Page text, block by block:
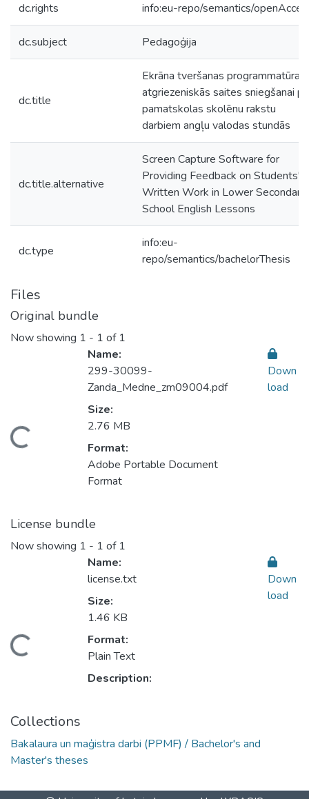
dc.rights info:eu-repo/semantics/
dc.subject Pedagoģija
dc.title
Ekrāna tveršanas programmatūra
atgriezeniskās saites sniegšanai
pamatskolas skolēnu rakstu
darbiem angļu valodas stundās
dc.title.alternative
Screen Capture Software for
Providing Feedback on Students'
Written Work in Lower Secondary
School English Lessons
dc.type
info:eu-
repo/semantics/bachelorThesis
Files
Original bundle
Now showing 1 - 1 of 1
Name:
299-30099-
Zanda_Medne_zm09004.pdf
Size:
2.76 MB
Format:
Adobe Portable Document
Format
Down
load
License bundle
Now showing 1 - 1 of 1
Name:
license.txt
Size:
1.46 KB
Format:
Plain Text
Description:
Down
load
Collections
Bakalaura un maģistra darbi (PPMF) / Bachelor's and
Master's theses